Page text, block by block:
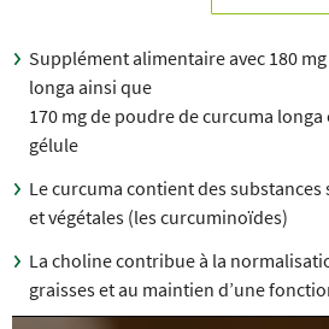
Supplément alimentaire avec 180
longa ainsi que
170 mg de poudre de curcuma
gélule
Le curcuma contient des
et végétales (les curcuminoïdes)
La choline contribue à la
graisses et au maintien d’une